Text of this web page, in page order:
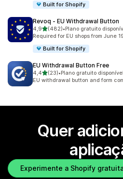
Built for Shopify
Revoq ‑ EU Withdrawal Button
4,9de 5 estrelas
(482)
482 total de avaliações
•Plano gratuito
Required for EU shops from June
Built for Shopify
EU Withdrawal Button Free
4,4de 5 estrelas
(23)
23 total de avaliações
•Plano gratuito disponível
EU withdrawal button and form
Quer
Experimente a Shopify